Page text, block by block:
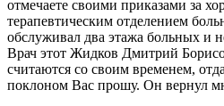
отмечаете своими приказами за
терапевтическим отделением
обслуживал два этажа больных и
Врач этот Жидков Дмитрий
считаются со своим временем,
поклоном Вас прошу. Он вернул